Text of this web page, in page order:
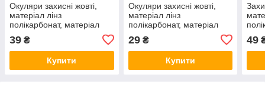
Окуляри захисні жовті,
матеріал лінз
полікарбонат, матеріал
захист від удару, оптичний
39 ₴
Купити
Окуляри захисні жовті,
матеріал лінз
полікарбонат, матеріал
захист від удару
INTERTOOL
29₴
Купити
49